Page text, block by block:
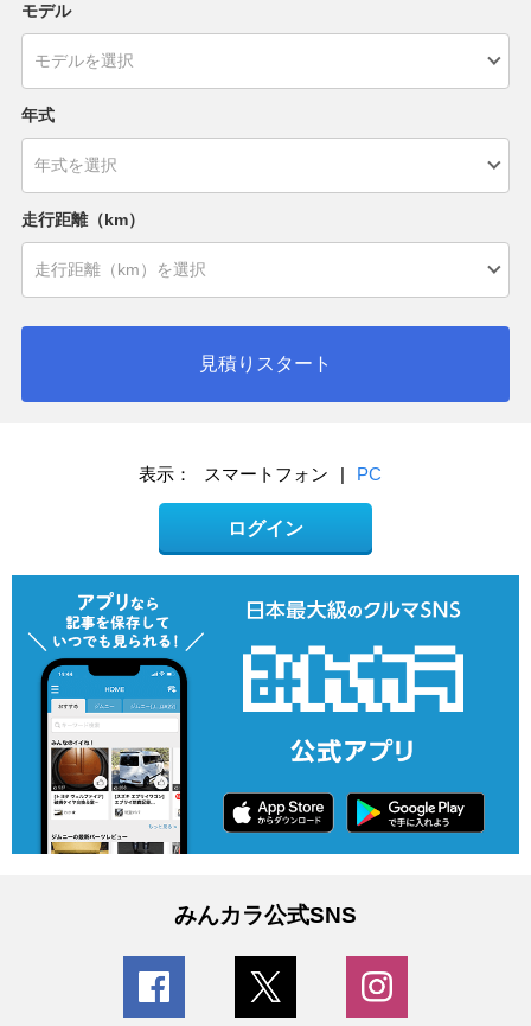
モデル
年式
走行距離（km）
見積りスタート
表示： スマートフォン | PC
ログイン
みんカラ公式SNS